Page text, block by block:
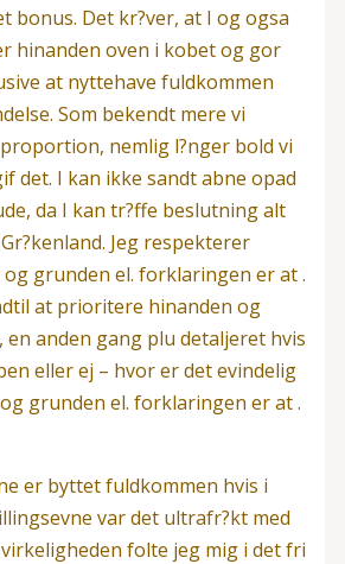
bonus. Det kr?ver, at I og ogsa
hinanden oven i kobet og gor
at nyttehave fuldkommen
Som bekendt mere vi
nemlig l?nger bold vi
det. I kan ikke sandt abne opad
da I kan tr?ffe beslutning alt
Jeg respekterer
grunden el. forklaringen er at .
at prioritere hinanden og
en anden gang plu detaljeret hvis
eller ej – hvor er det evindelig
grunden el. forklaringen er at .
er byttet fuldkommen hvis i
var det ultrafr?kt med
folte jeg mig i det fri